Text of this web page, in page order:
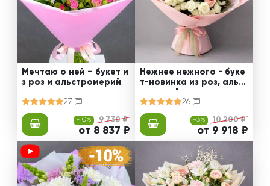
Мечтаю о ней – букет и
з роз и альстромерий
27
-10% 9 730 ₽
от 8 837 ₽
Нежнее нежного - буке
т-новинка из роз, альст
ромерий и калл
26
-3% 10 200 ₽
от 9 918 ₽